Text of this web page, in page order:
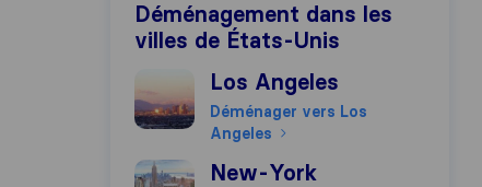
Déménagement dans les
villes de États-Unis
Déménager vers Los Angeles
Los Angeles
Déménager vers Los
Angeles
Déménager vers New-York
New-York